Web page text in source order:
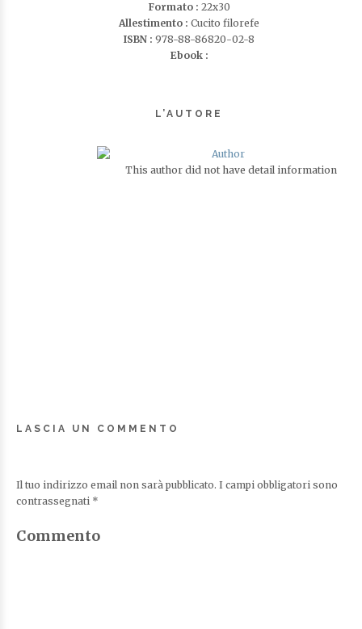
Formato : 22x30
Allestimento : Cucito filorefe
ISBN : 978-88-86820-02-8
Ebook :
L’AUTORE
This author did not have detail information
LASCIA UN COMMENTO
Il tuo indirizzo email non sarà pubblicato. I campi obbligatori sono
contrassegnati *
Commento